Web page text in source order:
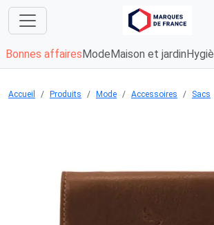
Bonnes affaires Mode Maison et jardin
Accueil Produits Mode Accessoires Sacs